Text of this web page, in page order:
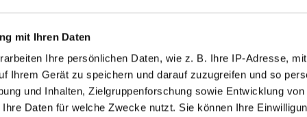
mit Ihren Daten
Ihre persönlichen Daten, wie z. B. Ihre IP-Adresse,
Ihrem Gerät zu speichern und darauf zuzugreifen und so
und Inhalten, Zielgruppenforschung sowie Entwicklung
Daten für welche Zwecke nutzt. Sie können Ihre
Runde der Admiral Bundesliga
Wyk (22.). Ried ist jetzt mit 28 Punkten
geben. Die Grazer nehmen mit